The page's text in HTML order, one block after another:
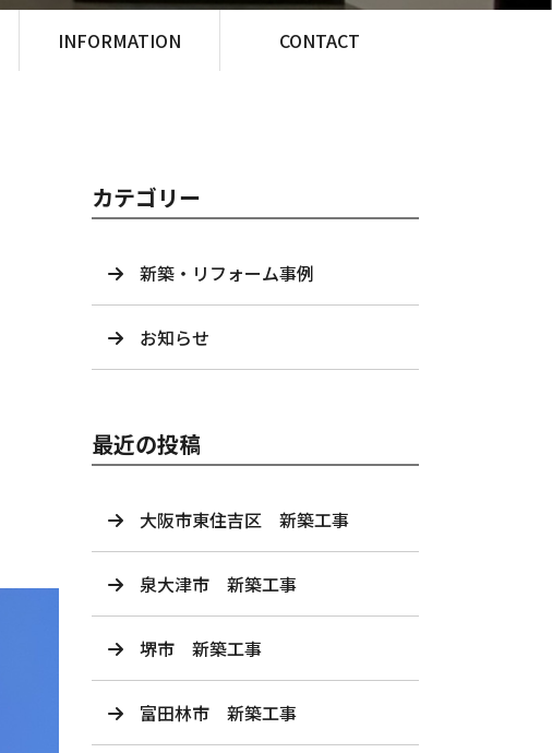
INFORMATION CONTACT
カテゴリー
新築・リフォーム事例
お知らせ
最近の投稿
大阪市東住吉区 新築工事
泉大津市 新築工事
堺市 新築工事
富田林市 新築工事